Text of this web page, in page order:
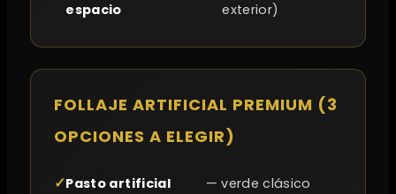
espacio
exterior)
FOLLAJE ARTIFICIAL PREMIUM (3
OPCIONES A ELEGIR)
Pasto artificial
— verde clásico